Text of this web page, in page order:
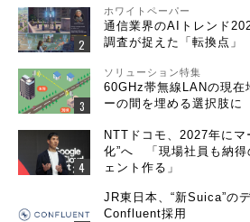
ホワイトペーパー
通信業界のAIトレンド
調査が捉えた「転換点」
ソリューション特集
60GHz帯無線LANの現
ーの間を埋める選択肢に
NTTドコモ、2027年にマ
化”へ 「現場社員も納得
ェント作る」
JR東日本、“新Suica”の
Confluent採用